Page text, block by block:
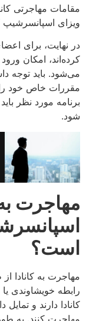
مقامات مهاجرتی
ویزای اسپانسرشیپ
در نهایت، برای
کرده‌اند، امکان
می‌شود. باید توجه
مقررات خاص خود
برنامه مورد نظر
شود.
مهاجرت
است؟
مهاجرت به کانادا
رابطه خویشاوندی
کانادا دارند و تمایل
مهاجرت کنند. به